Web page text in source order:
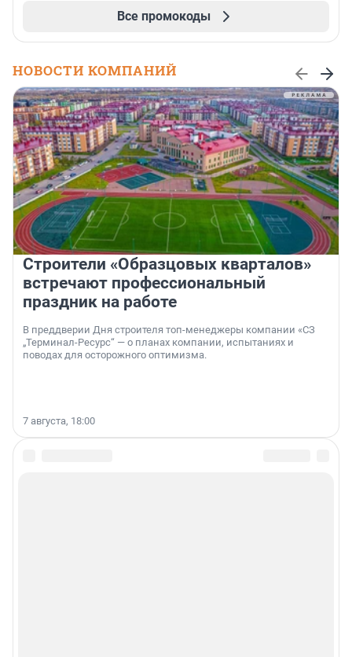
Все промокоды
НОВОСТИ КОМПАНИЙ
Строители «Образцовых кварталов»
встречают профессиональный
праздник на работе
В преддверии Дня строителя топ-менеджеры компании «СЗ
„Терминал-Ресурс“ — о планах компании, испытаниях и
поводах для осторожного оптимизма.
7 августа, 18:00